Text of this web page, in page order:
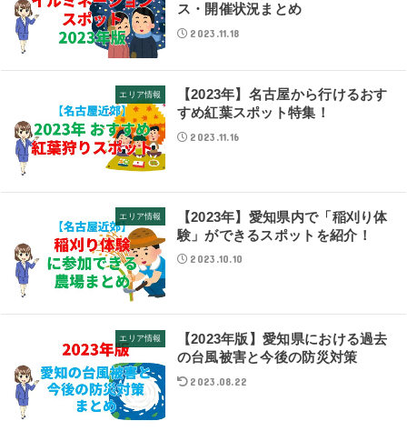
ス・開催状況まとめ
2023.11.18
エリア情報
【2023年】名古屋から行けるおす
すめ紅葉スポット特集！
2023.11.16
エリア情報
【2023年】愛知県内で「稲刈り体
験」ができるスポットを紹介！
2023.10.10
エリア情報
【2023年版】愛知県における過去
の台風被害と今後の防災対策
2023.08.22